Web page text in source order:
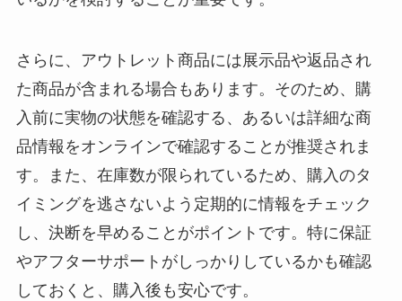
さらに、アウトレット商品には展示品や返品され
た商品が含まれる場合もあります。そのため、購
入前に実物の状態を確認する、あるいは詳細な商
品情報をオンラインで確認することが推奨されま
す。また、在庫数が限られているため、購入のタ
イミングを逃さないよう定期的に情報をチェック
し、決断を早めることがポイントです。特に保証
やアフターサポートがしっかりしているかも確認
しておくと、購入後も安心です。